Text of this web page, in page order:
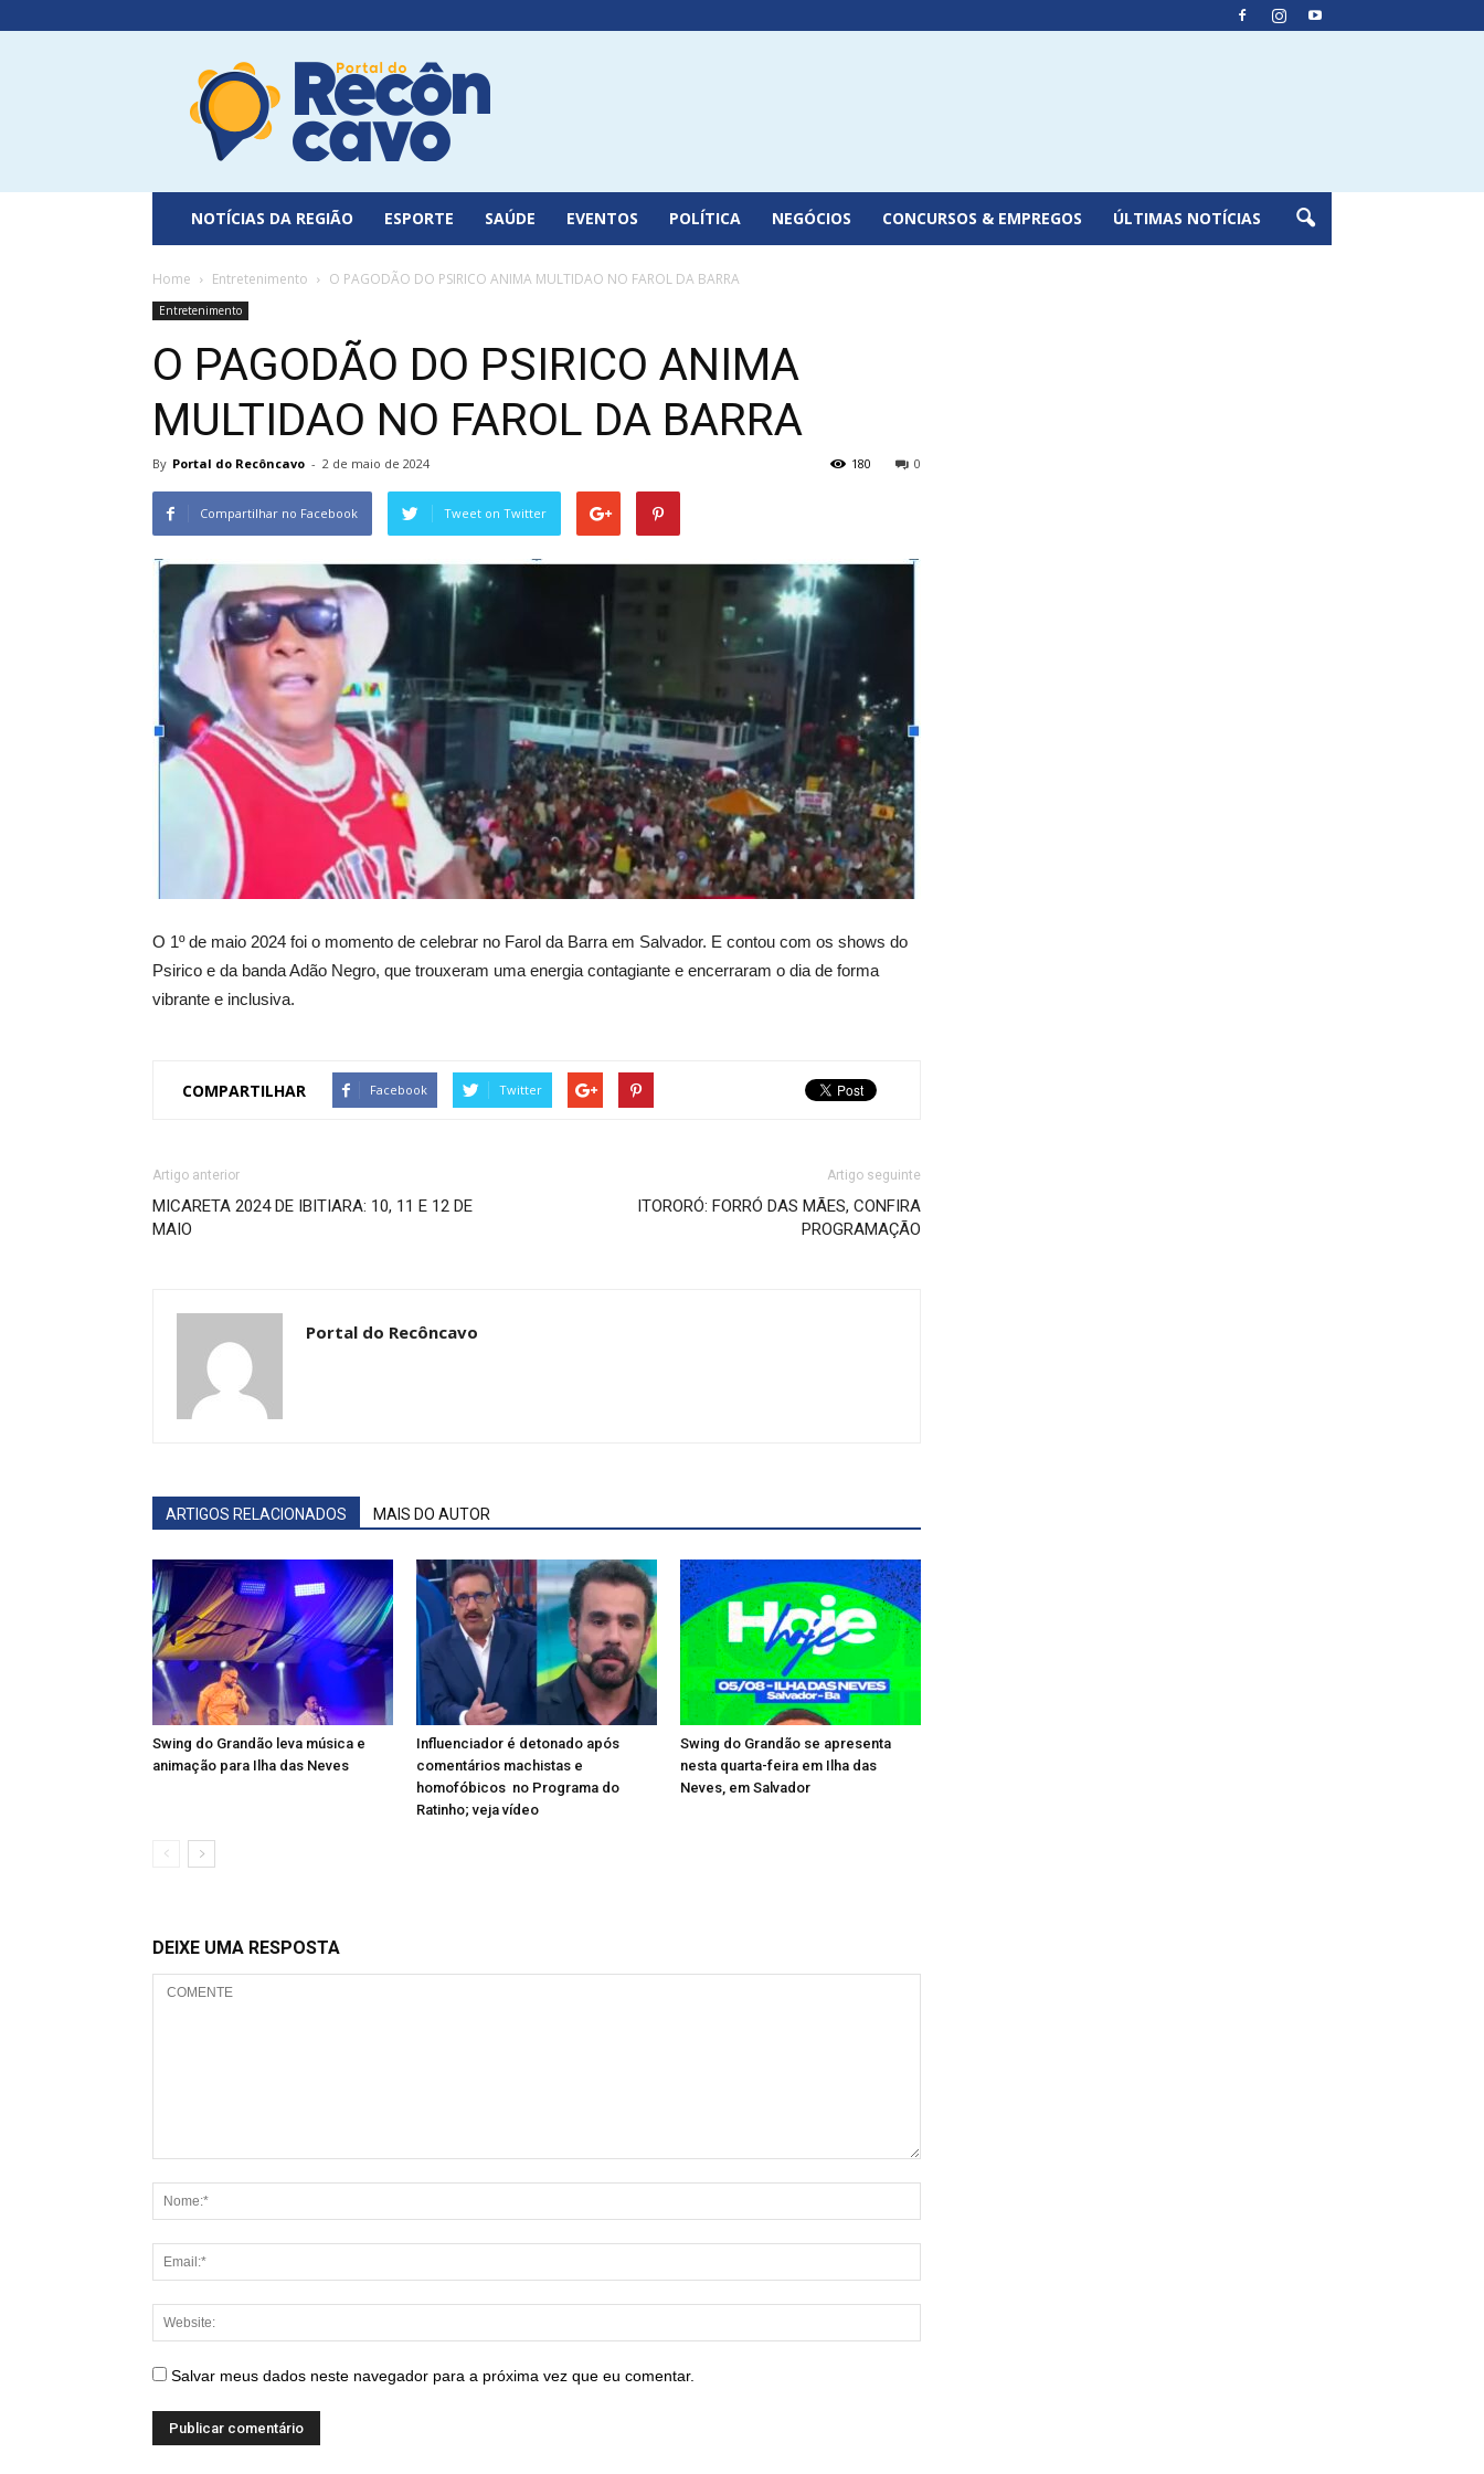
Portal
do
Recôncavo
NOTÍCIAS DA REGIÃO ESPORTE SAÚDE EVENTOS POLÍTICA NEGÓCIOS CONCURSOS & EMPREGOS ÚLTIMAS NOTÍCIAS
Home Entretenimento O PAGODÃO DO PSIRICO ANIMA MULTIDAO NO FAROL DA BARRA
Entretenimento
O PAGODÃO DO PSIRICO ANIMA
MULTIDAO NO FAROL DA BARRA
By Portal do Recôncavo - 2 de maio de 2024 0
180
Compartilhar no Facebook Tweet on Twitter
O 1º de maio 2024 foi o momento de celebrar no Farol da Barra em Salvador. E contou com os shows do
Psirico e da banda Adão Negro, que trouxeram uma energia contagiante e encerraram o dia de forma
vibrante e inclusiva.
COMPARTILHAR Facebook Twitter
Artigo anterior
MICARETA 2024 DE IBITIARA: 10, 11 E 12 DE
MAIO
Artigo seguinte
ITORORÓ: FORRÓ DAS MÃES, CONFIRA
PROGRAMAÇÃO
Portal do Recôncavo
ARTIGOS RELACIONADOS MAIS DO AUTOR
Swing do Grandão leva música e
animação para Ilha das Neves
Influenciador é detonado após
comentários machistas e
homofóbicos no Programa do
Ratinho; veja vídeo
Swing do Grandão se apresenta
nesta quarta-feira em Ilha das
Neves, em Salvador
DEIXE UMA RESPOSTA
Salvar meus dados neste navegador para a próxima vez que eu comentar.